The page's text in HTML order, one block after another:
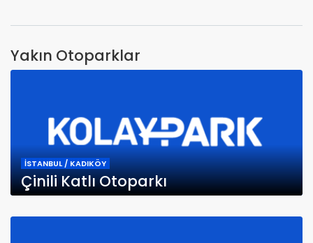
Yakın Otoparklar
İSTANBUL / KADIKÖY
Çinili Katlı Otoparkı